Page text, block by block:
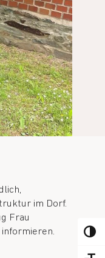
im Dorf.
Frau